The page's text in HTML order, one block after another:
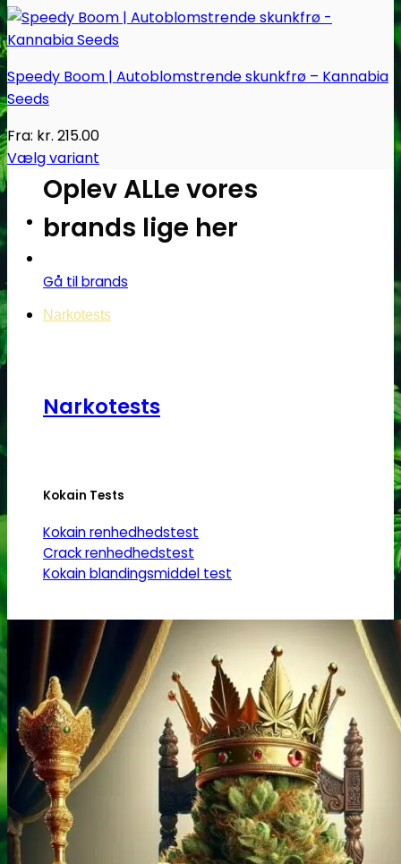
Oplev ALLe vores
brands lige her
Gå til brands
Narkotests
Narkotests
Kokain Tests
Kokain renhedhedstest
Crack renhedhedstest
Kokain blandingsmiddel test
MDMA
MDMA renhedstest
Ecstasy
Ecstasy renhedstest
Heroin
Heroin renhedstest
Speedy Boom | Autoblomstrende skunkfrø – Kannabia
Seeds
Fra: kr. 215.00
Vælg variant
Dette
har
Mulighederne
kan
vælges
på